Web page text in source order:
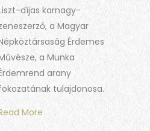
díjas karnagy-
a Magyar
Érdemes
a Munka
arany
tulajdonosa.
More